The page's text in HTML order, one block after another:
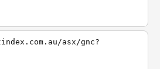
asx/gnc?